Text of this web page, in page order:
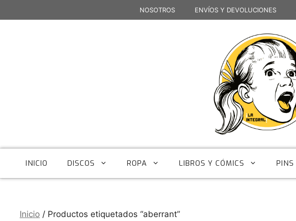
al
NOSOTROS ENVÍOS Y DEVOLUCIONES
INICIO DISCOS ROPA LIBROS Y CÓMICS PINS
Inicio / Productos etiquetados “aberrant”